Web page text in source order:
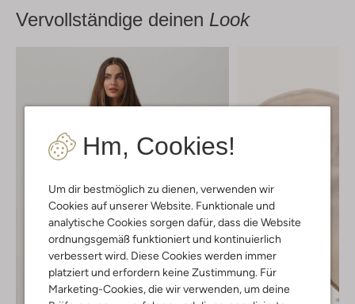
Hm, Cookies!
Um dir bestmöglich zu dienen, verwenden wir
Cookies auf unserer Website. Funktionale und
analytische Cookies sorgen dafür, dass die Website
ordnungsgemäß funktioniert und kontinuierlich
verbessert wird. Diese Cookies werden immer
platziert und erfordern keine Zustimmung. Für
Marketing-Cookies, die wir verwenden, um deine
Vervollständige deinen Look